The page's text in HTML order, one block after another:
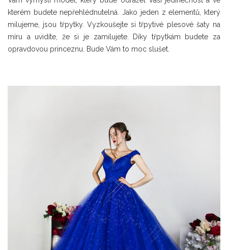
kterém budete nepřehlédnutelná. Jako jeden z elementů, který
milujeme, jsou třpytky. Vyzkoušejte si třpytivé plesové šaty na
míru a uvidíte, že si je zamilujete. Díky třpytkám budete za
opravdovou princeznu. Bude Vám to moc slušet.